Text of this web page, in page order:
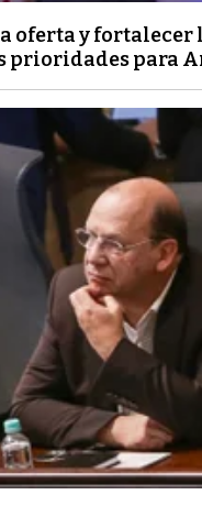
oferta y fortalecer
prioridades para